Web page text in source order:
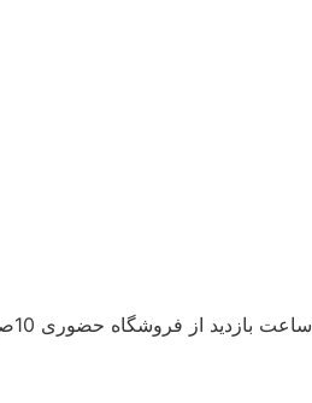
ساعت بازدید از فروشگاه حضوری 10صبح تا 6 عصر(شنبه تا پنج شنبه)